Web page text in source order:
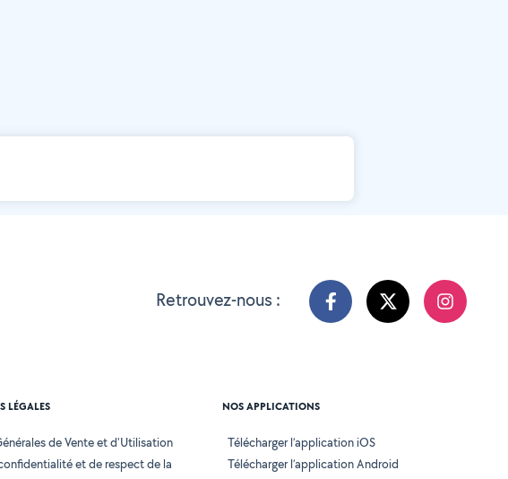
Retrouvez-nous :
LÉGALES
de Vente et d'Utilisation
et de respect de la
NOS APPLICATIONS
Télécharger l’application iOS
Télécharger l’application Android